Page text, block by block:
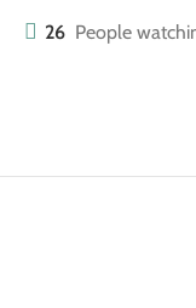
26 People